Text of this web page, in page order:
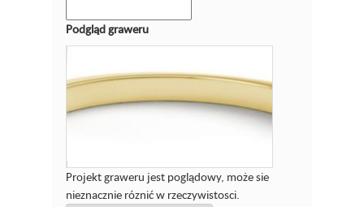
Podgląd graweru
Projekt graweru jest poglądowy, może sie
nieznacznie róznić w rzeczywistosci.